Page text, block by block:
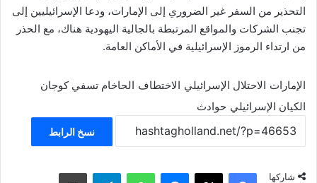
التحذير من السفر غير الضروري إلى الإمارات، ودعا الإسرائيليين إلى
تجنب الشركات والمواقع المرتبطة بالجالية اليهودية هناك، مع الحذر
من ارتداء الرموز الإسرائيلية في الأماكن العامة.
الإمارات الاحتلال الإسرائيلي الاختطاف الحاخام تسفي كوجان
الكيان الإسرائيلي حوادث
نسخ الرابط
شاركها فيسبوك ‫X ماسنجر واتساب تيلقرام مشاركة عبر البريد